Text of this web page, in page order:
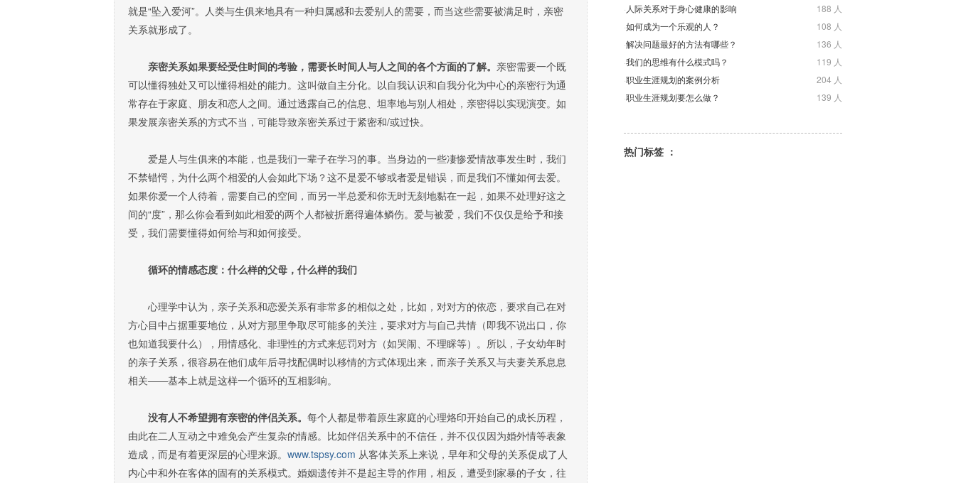
就是“坠入爱河”。人类与生俱来地具有一种归属感和去爱别人的需要，而当这些需要被满足时，亲密
关系就形成了。
亲密关系如果要经受住时间的考验，需要长时间人与人之间的各个方面的了解。 亲密需要一个既
可以懂得独处又可以懂得相处的能力。这叫做自主分化。以自我认识和自我分化为中心的亲密行为通
常存在于家庭、朋友和恋人之间。通过透露自己的信息、坦率地与别人相处，亲密得以实现演变。如
果发展亲密关系的方式不当，可能导致亲密关系过于紧密和/或过快。
爱是人与生俱来的本能，也是我们一辈子在学习的事。当身边的一些凄惨爱情故事发生时，我们
不禁错愕，为什么两个相爱的人会如此下场？这不是爱不够或者爱是错误，而是我们不懂如何去爱。
如果你爱一个人待着，需要自己的空间，而另一半总爱和你无时无刻地黏在一起，如果不处理好这之
间的“度”，那么你会看到如此相爱的两个人都被折磨得遍体鳞伤。爱与被爱，我们不仅仅是给予和接
受，我们需要懂得如何给与和如何接受。
循环的情感态度：什么样的父母，什么样的我们
心理学中认为，亲子关系和恋爱关系有非常多的相似之处，比如，对对方的依恋，要求自己在对
方心目中占据重要地位，从对方那里争取尽可能多的关注，要求对方与自己共情（即我不说出口，你
也知道我要什么），用情感化、非理性的方式来惩罚对方（如哭闹、不理睬等）。所以，子女幼年时
的亲子关系，很容易在他们成年后寻找配偶时以移情的方式体现出来，而亲子关系又与夫妻关系息息
相关——基本上就是这样一个循环的互相影响。
没有人不希望拥有亲密的伴侣关系。 每个人都是带着原生家庭的心理烙印开始自己的成长历程，
由此在二人互动之中难免会产生复杂的情感。比如伴侣关系中的不信任，并不仅仅因为婚外情等表象
造成，而是有着更深层的心理来源。 www.tspsy.com 从客体关系上来说，早年和父母的关系促成了人
内心中和外在客体的固有的关系模式。婚姻遗传并不是起主导的作用，相反，遭受到家暴的子女，往
· 人际关系对于身心健康的影响
188 人
·如何成为一个乐观的人？
108 人
·解决问题最好的方法有哪些？
136 人
·我们的思维有什么模式吗？
119 人
·职业生涯规划的案例分析
204 人
·职业生涯规划要怎么做？ 139 人
热门标签 ：